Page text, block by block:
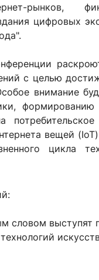
рынков,
цифровых
с целью
внимание
вещей
цикла
словом выступят